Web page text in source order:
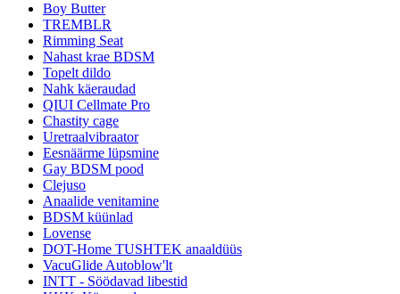
Boy Butter
TREMBLR
Rimming Seat
Nahast krae BDSM
Topelt dildo
Nahk käeraudad
QIUI Cellmate Pro
Chastity cage
Uretraalvibraator
Eesnäärme lüpsmine
Gay BDSM pood
Clejuso
Anaalide venitamine
BDSM küünlad
Lovense
DOT-Home TUSHTEK anaaldüüs
VacuGlide Autoblow'lt
INTT - Söödavad libestid